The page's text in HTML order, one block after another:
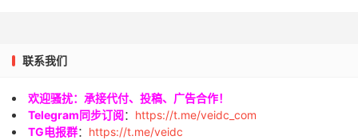
联系我们
欢迎骚扰：承接代付、投稿、广告合作！
Telegram同步订阅： https://t.me/veidc_com
TG电报群： https://t.me/veidc